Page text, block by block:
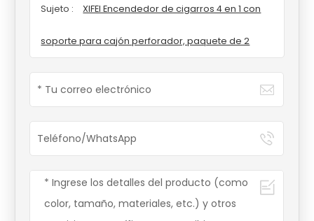
Sujeto : XIFEI Encendedor de cigarros 4 en 1 con
soporte para cajón perforador, paquete de 2